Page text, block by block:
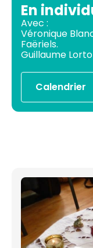
En
Avec :
Véronique
Faëriels.
Guillaume
Calendrier